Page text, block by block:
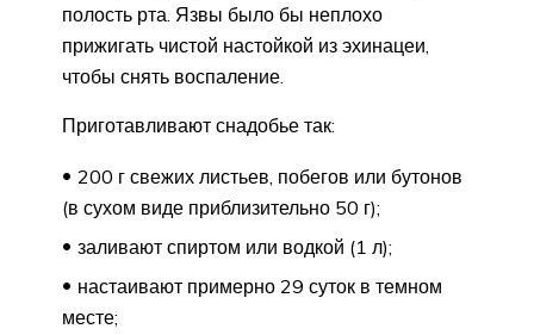
полость рта. Язвы было бы неплохо
прижигать чистой настойкой из эхинацеи,
чтобы снять воспаление.
Приготавливают снадобье так:
200 г свежих листьев, побегов или бутонов
(в сухом виде приблизительно 50 г);
заливают спиртом или водкой (1 л);
настаивают примерно 29 суток в темном
месте;